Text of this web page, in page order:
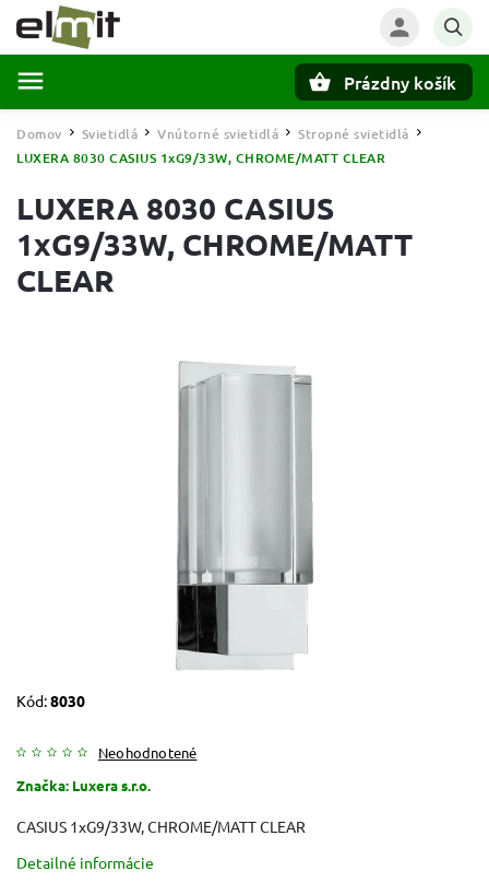
Prázdny košík
Domov / Svietidlá / Vnútorné svietidlá / Stropné svietidlá /
LUXERA 8030 CASIUS 1xG9/33W, CHROME/MATT CLEAR
LUXERA 8030 CASIUS
1xG9/33W, CHROME/MATT
CLEAR
Kód:8030
Neohodnotené
Značka: Luxera s.r.o.
CASIUS 1xG9/33W, CHROME/MATT CLEAR
Detailné informácie